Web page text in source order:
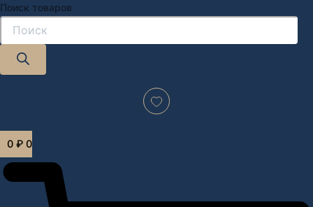
Поиск товаров
0 ₽ 0
Дизайн-проект "под ключ" в Москве